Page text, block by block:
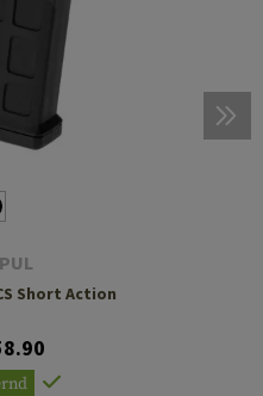
Short Action